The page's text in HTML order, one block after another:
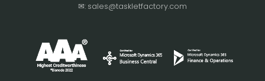
✉: sales@taskletfactory.com